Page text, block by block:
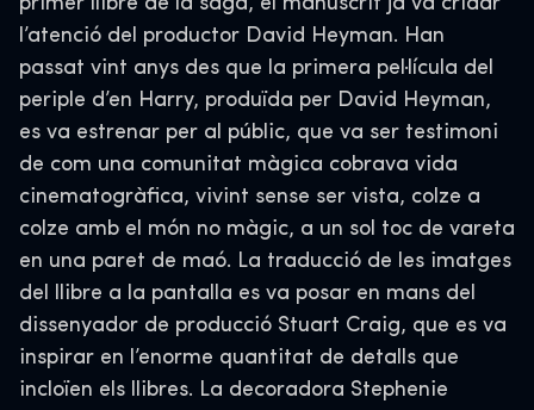
l’atenció del productor David Heyman. Han
passat vint anys des que la primera pel·lícula del
periple d’en Harry, produïda per David Heyman,
es va estrenar per al públic, que va ser testimoni
de com una comunitat màgica cobrava vida
cinematogràfica, vivint sense ser vista, colze a
colze amb el món no màgic, a un sol toc de vareta
en una paret de maó. La traducció de les imatges
del llibre a la pantalla es va posar en mans del
dissenyador de producció Stuart Craig, que es va
inspirar en l’enorme quantitat de detalls que
incloïen els llibres. La decoradora Stephenie